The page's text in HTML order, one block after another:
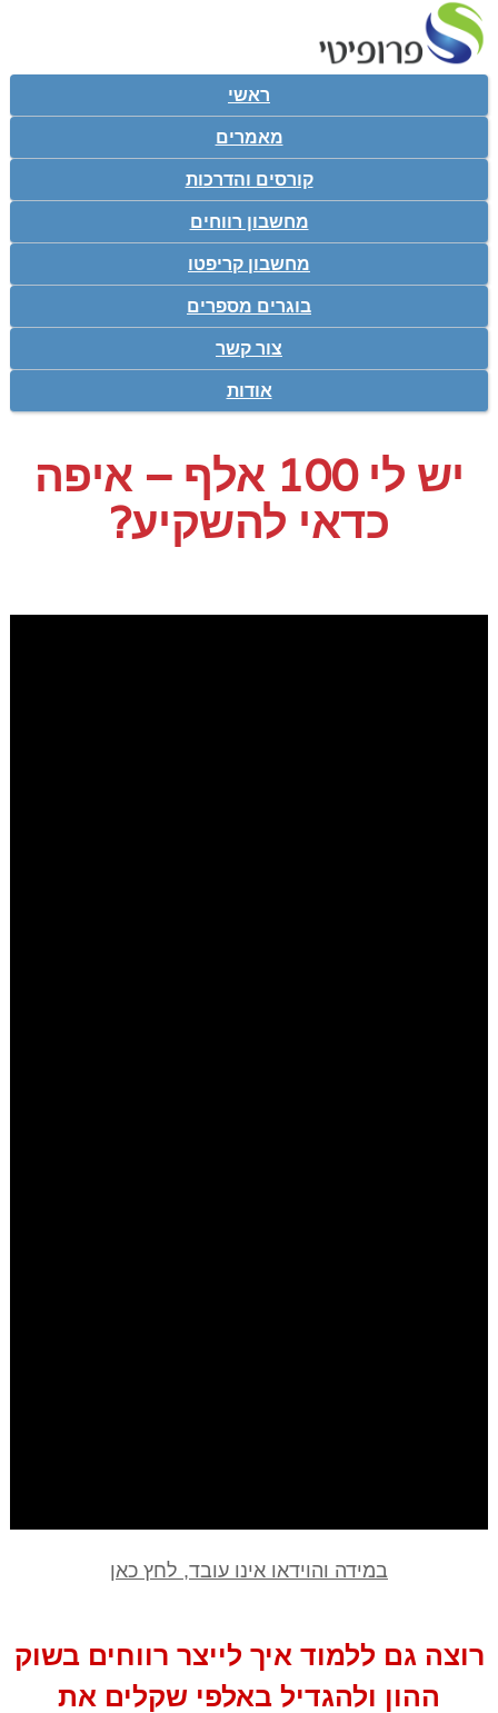
ראשי
מאמרים
קורסים והדרכות
מחשבון רווחים
מחשבון קריפטו
בוגרים מספרים
צור קשר
אודות
יש לי 100 אלף – איפה
כדאי להשקיע?
במידה והוידאו אינו עובד, לחץ כאן
רוצה גם ללמוד איך לייצר רווחים בשוק
ההון ולהגדיל באלפי שקלים את